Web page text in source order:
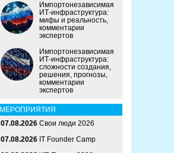
Импортонезависимая
ИТ-инфраструктура:
мифы и реальность,
комментарии
экспертов
Импортонезависимая
ИТ-инфраструктура:
сложности создания,
решения, прогнозы,
комментарии
экспертов
МЕРОПРИЯТИЯ
07.08.2026 Свои люди 2026
07.08.2026 IT Founder Camp